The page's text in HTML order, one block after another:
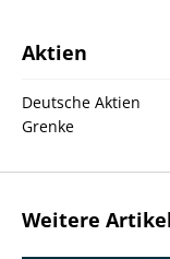
Aktien
Deutsche Aktien
Grenke
Weitere